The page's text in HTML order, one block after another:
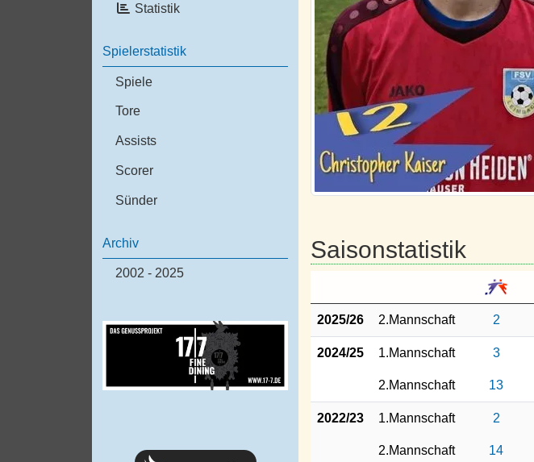
Statistik
Spielerstatistik
Spiele
Tore
Assists
Scorer
Sünder
Archiv
2002 - 2025
Saisonstatistik
2025/26 2.Mannschaft 2
2024/25 1.Mannschaft 3
2.Mannschaft 13
2022/23 1.Mannschaft 2
2.Mannschaft 14